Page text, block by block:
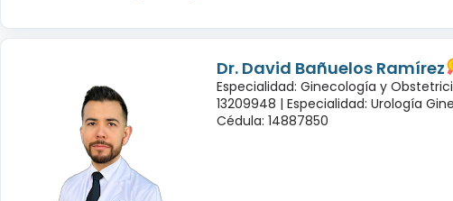
Dr. David Bañuelos Ramírez
Especialidad: Ginecología y
13209948 | Especialidad: Urología
Cédula: 14887850